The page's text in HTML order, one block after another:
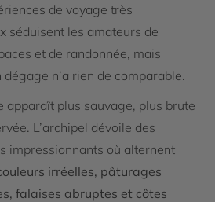
de voyage très
séduisent les amateurs de
et de randonnée, mais
dégage n’a rien de comparable.
apparaît plus sauvage, plus brute
L’archipel dévoile des
impressionnants où alternent
irréelles, pâturages
falaises abruptes et côtes